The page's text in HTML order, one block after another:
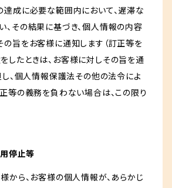
達成に必要な範囲内において、遅滞な
、その結果に基づき、個人情報の内容
の旨をお客様に通知します（訂正等を
したときは、お客様に対しその旨を通
し、個人情報保護法その他の法令によ
正等の義務を負わない場合は、この限り
停止等
から、お客様の個人情報が、あらかじ